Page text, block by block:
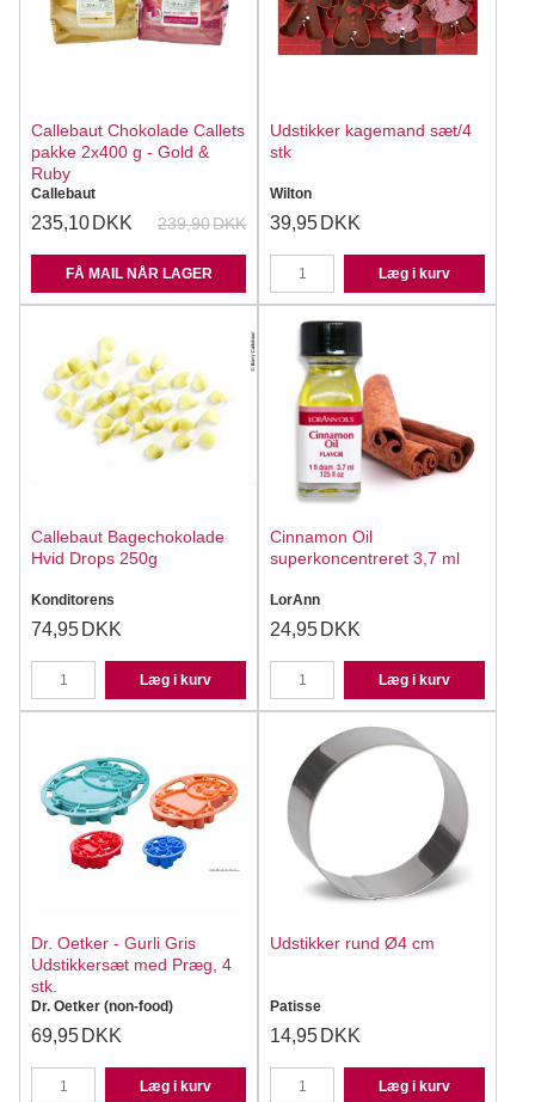
Callebaut Chokolade Callets
pakke 2x400 g - Gold &
Ruby
Callebaut
239,90DKK
235,10 DKK
FÅ MAIL NÅR LAGER
Udstikker kagemand sæt/4
stk
Wilton
39,95 DKK
Læg i kurv
Callebaut Bagechokolade
Hvid Drops 250g
Konditorens
74,95 DKK
Læg i kurv
Cinnamon Oil
superkoncentreret 3,7 ml
LorAnn
24,95 DKK
Læg i kurv
Dr. Oetker - Gurli Gris
Udstikkersæt med Præg, 4
stk.
Dr. Oetker (non-food)
69,95 DKK
Læg i kurv
Udstikker rund Ø4 cm
Patisse
14,95 DKK
Læg i kurv